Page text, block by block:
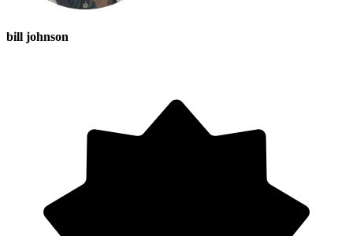
bill johnson